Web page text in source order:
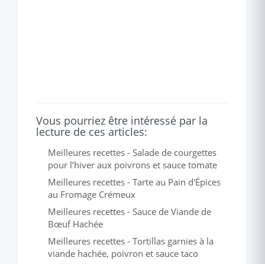
Vous pourriez être intéressé par la
lecture de ces articles:
Meilleures recettes - Salade de courgettes
pour l’hiver aux poivrons et sauce tomate
Meilleures recettes - Tarte au Pain d'Épices
au Fromage Crémeux
Meilleures recettes - Sauce de Viande de
Bœuf Hachée
Meilleures recettes - Tortillas garnies à la
viande hachée, poivron et sauce taco